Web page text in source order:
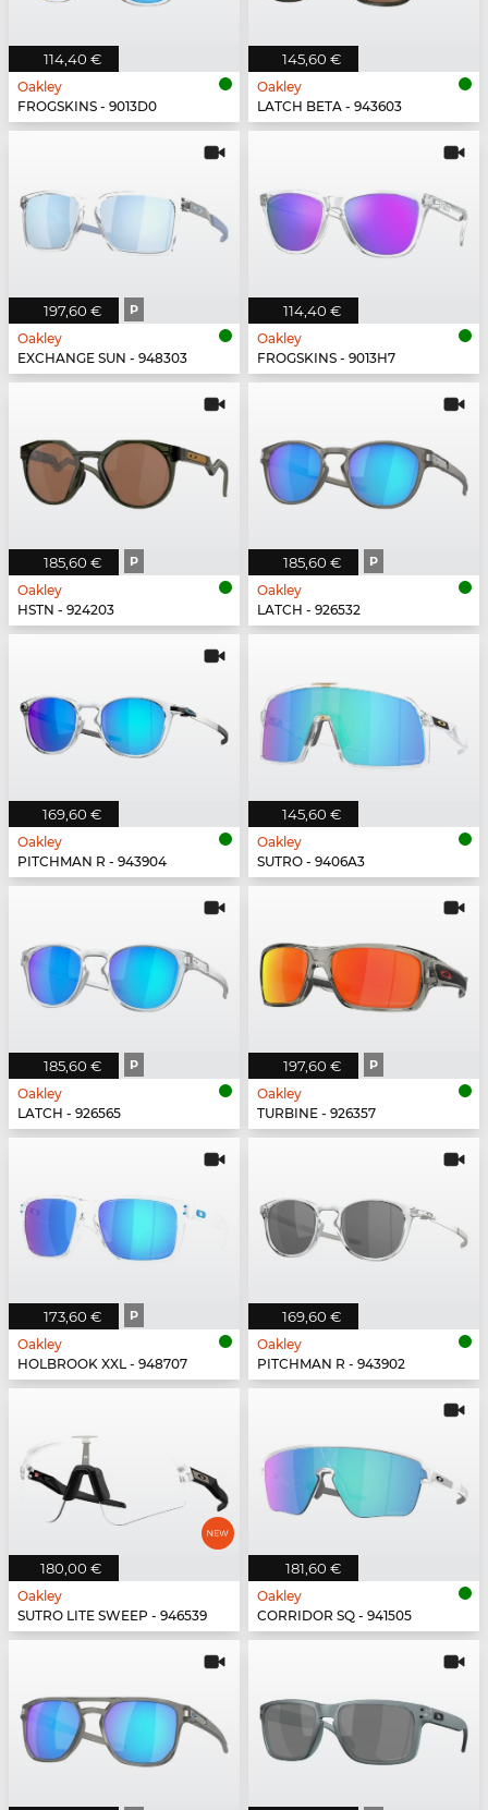
114,40 €
Oakley
FROGSKINS - 9013D0
145,60 €
Oakley
LATCH BETA - 943603
197,60 € P
Oakley
EXCHANGE SUN - 948303
114,40 €
Oakley
FROGSKINS - 9013H7
185,60 € P
Oakley
HSTN - 924203
185,60 € P
Oakley
LATCH - 926532
169,60 €
Oakley
PITCHMAN R - 943904
145,60 €
Oakley
SUTRO - 9406A3
185,60 € P
Oakley
LATCH - 926565
197,60 € P
Oakley
TURBINE - 926357
173,60 € P
Oakley
HOLBROOK XXL - 948707
169,60 €
Oakley
PITCHMAN R - 943902
180,00 €
Oakley
SUTRO LITE SWEEP - 946539
181,60 €
Oakley
CORRIDOR SQ - 941505